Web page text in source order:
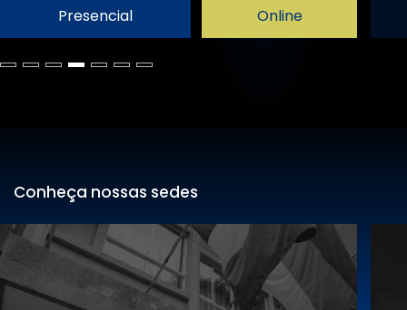
Presencial Online
Conheça nossas sedes